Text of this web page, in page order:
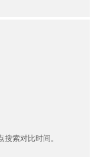
索对比时间。